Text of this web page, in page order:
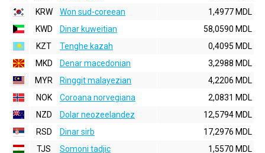
KRW
Won sud-coreean
1,4977 MDL
KWD
Dinar kuweitian
58,0590 MDL
KZT
Tenghe kazah
0,4095 MDL
MKD
Denar macedonian
3,2988 MDL
MYR
Ringgit malayezian
4,2206 MDL
NOK
Coroana norvegiana
2,0831 MDL
NZD
Dolar neozeelandez
12,5794 MDL
RSD
Dinar sirb
17,2976 MDL
TJS
Somoni tadjic
1,5570 MDL